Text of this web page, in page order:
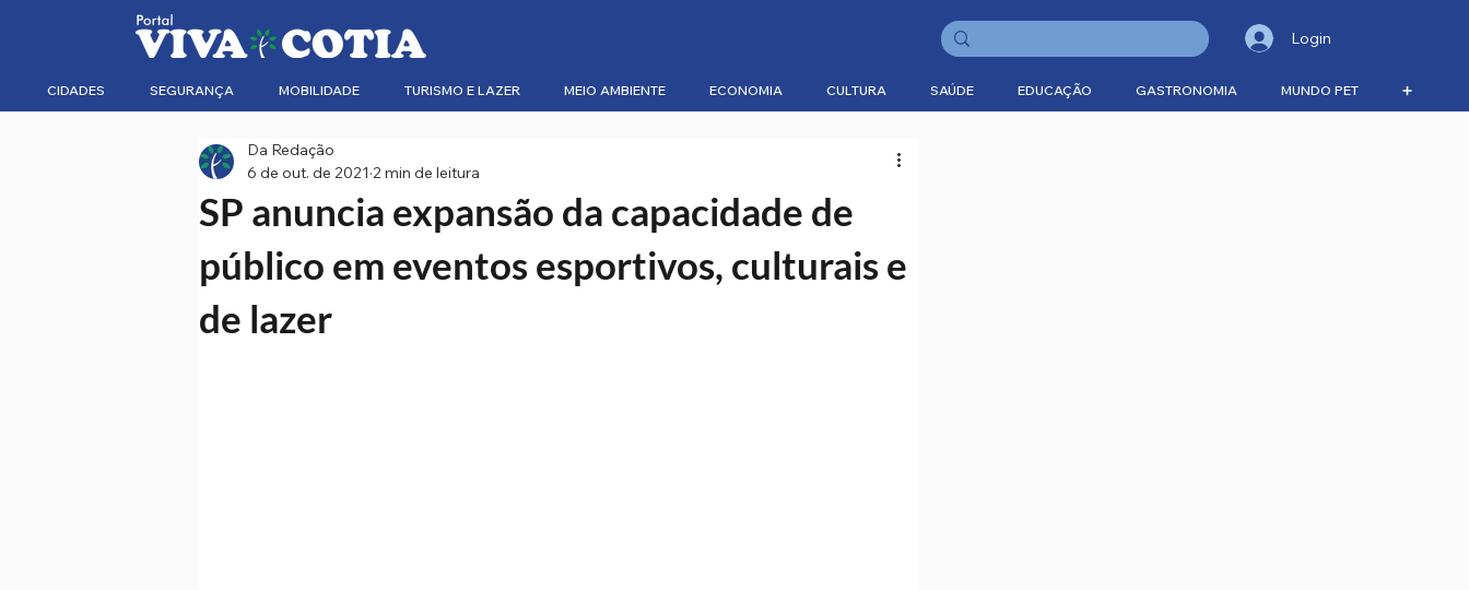
Login
CIDADES SEGURANÇA MOBILIDADE TURISMO E LAZER MEIO AMBIENTE ECONOMIA CULTURA SAÚDE EDUCAÇÃO GASTRONOMIA MUNDO PET ➕
SP anuncia expansão da capacidade de
público em eventos esportivos, culturais e
de lazer
Da Redação
6 de out. de 2021 2 min de leitura